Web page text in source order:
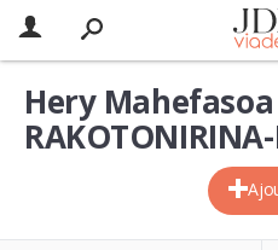
Hery Mahefasoa